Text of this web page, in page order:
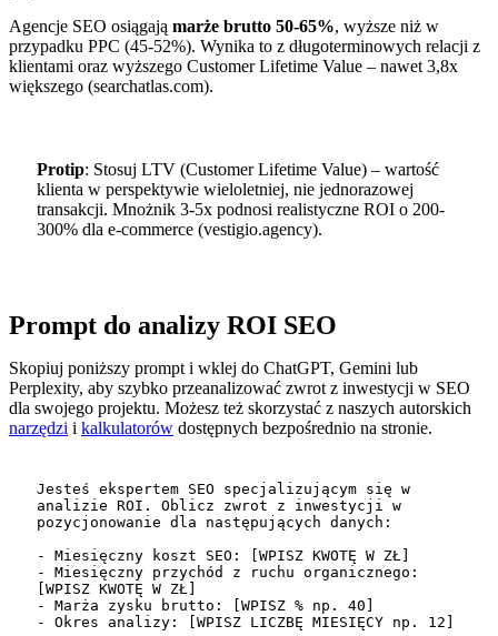
Agencje SEO osiągają marże brutto 50-65%, wyższe niż w
przypadku PPC (45-52%). Wynika to z długoterminowych relacji z
klientami oraz wyższego Customer Lifetime Value – nawet 3,8x
większego (searchatlas.com).
Protip: Stosuj LTV (Customer Lifetime Value) – wartość
klienta w perspektywie wieloletniej, nie jednorazowej
transakcji. Mnożnik 3-5x podnosi realistyczne ROI o 200-
300% dla e-commerce (vestigio.agency).
Prompt do analizy ROI SEO
Skopiuj poniższy prompt i wklej do ChatGPT, Gemini lub
Perplexity, aby szybko przeanalizować zwrot z inwestycji w SEO
dla swojego projektu. Możesz też skorzystać z naszych autorskich
narzędzi i kalkulatorów dostępnych bezpośrednio na stronie.
Jesteś ekspertem SEO specjalizującym się w
analizie ROI. Oblicz zwrot z inwestycji w
pozycjonowanie dla następujących danych:
- Miesięczny koszt SEO: [WPISZ KWOTĘ W ZŁ]
- Miesięczny przychód z ruchu organicznego:
[WPISZ KWOTĘ W ZŁ]
- Marża zysku brutto: [WPISZ % np. 40]
- Okres analizy: [WPISZ LICZBĘ MIESIĘCY np. 12]